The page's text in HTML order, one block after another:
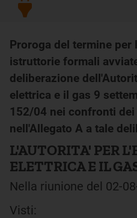
Proroga del termine per
istruttorie formali
deliberazione
elettrica e il gas 9
152/04 nei confronti
nell'Allegato A a tale
L'AUTORITA' PER
ELETTRICA E IL
Nella riunione del 02-
Visti: